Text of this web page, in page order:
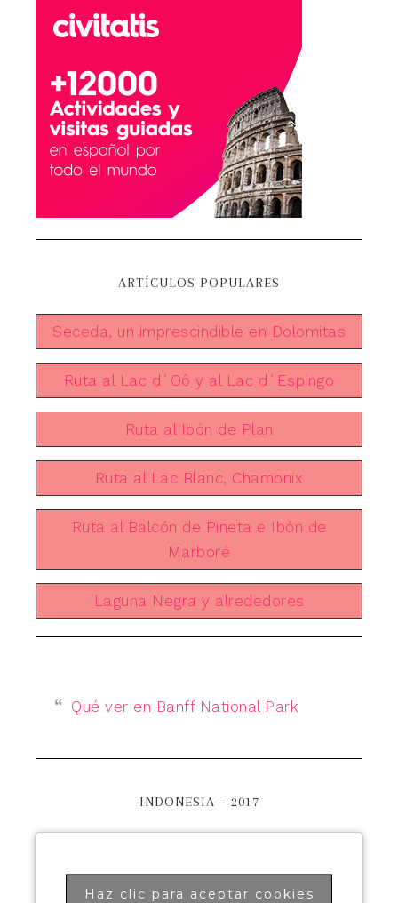
ARTÍCULOS POPULARES
Seceda, un imprescindible en Dolomitas
Ruta al Lac d´Oô y al Lac d´Espingo
Ruta al Ibón de Plan
Ruta al Lac Blanc, Chamonix
Ruta al Balcón de Pineta e Ibón de
Marboré
Laguna Negra y alrededores
Qué ver en Banff National Park
INDONESIA – 2017
Haz clic para aceptar cookies